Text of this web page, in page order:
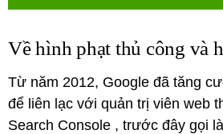
Về hình phạt thủ công và
Từ năm 2012, Google đã tăng
để liên lạc với quản trị viên web
Search Console , trước đây gọi